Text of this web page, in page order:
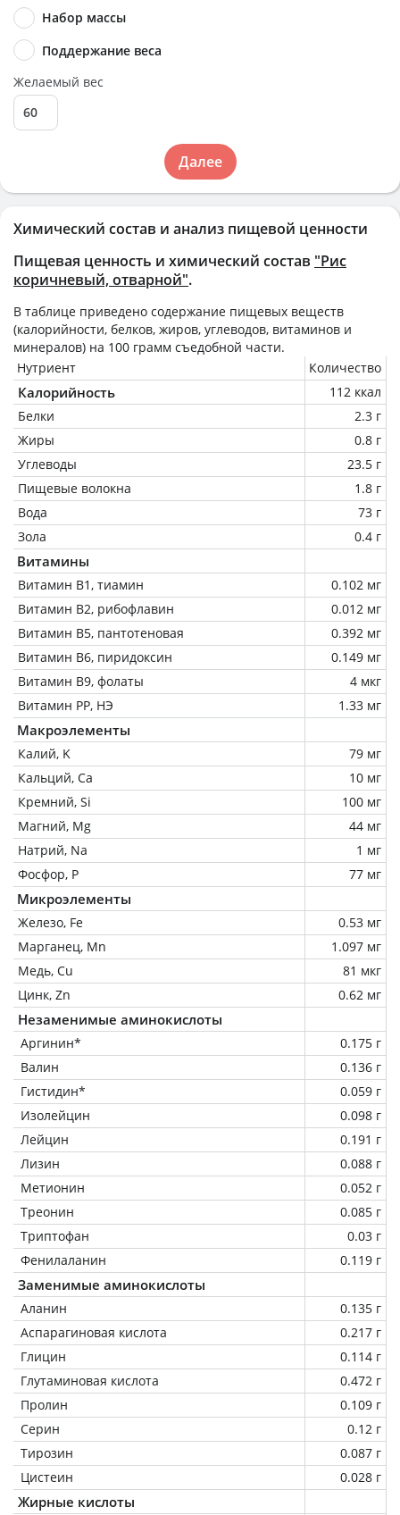
Химический состав и анализ пищевой ценности
Пищевая ценность и химический состав "Рис
коричневый, отварной".
В таблице приведено содержание пищевых веществ
(калорийности, белков, жиров, углеводов, витаминов и
минералов) на 100 грамм съедобной части.
Нутриент
Количество
Калорийность
112 ккал
Белки
2.3 г
Жиры
0.8 г
Углеводы
23.5 г
Пищевые волокна
1.8 г
Вода
73 г
Зола
0.4 г
Витамины
Витамин В1, тиамин
0.102 мг
Витамин В2, рибофлавин
0.012 мг
Витамин В5, пантотеновая
0.392 мг
Витамин В6, пиридоксин
0.149 мг
Витамин В9, фолаты
4 мкг
Витамин РР, НЭ
1.33 мг
Макроэлементы
Калий, K
79 мг
Кальций, Ca
10 мг
Кремний, Si
100 мг
Магний, Mg
44 мг
Натрий, Na
1 мг
Фосфор, P
77 мг
Микроэлементы
Железо, Fe
0.53 мг
Марганец, Mn
1.097 мг
Медь, Cu
81 мкг
Цинк, Zn
0.62 мг
Незаменимые аминокислоты
Аргинин*
0.175 г
Валин
0.136 г
Гистидин*
0.059 г
Изолейцин
0.098 г
Лейцин
0.191 г
Лизин
0.088 г
Метионин
0.052 г
Треонин
0.085 г
Триптофан
0.03 г
Фенилаланин
0.119 г
Заменимые аминокислоты
Аланин
0.135 г
Аспарагиновая кислота
0.217 г
Глицин
0.114 г
Глутаминовая кислота
0.472 г
Пролин
0.109 г
Серин
0.12 г
Тирозин
0.087 г
Цистеин
0.028 г
Жирные кислоты
Набор массы
Поддержание веса
Желаемый вес
Далее